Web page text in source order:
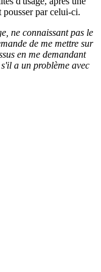
par celui-ci.
ne connaissant pas le
de me mettre sur
en me demandant
a un problème avec